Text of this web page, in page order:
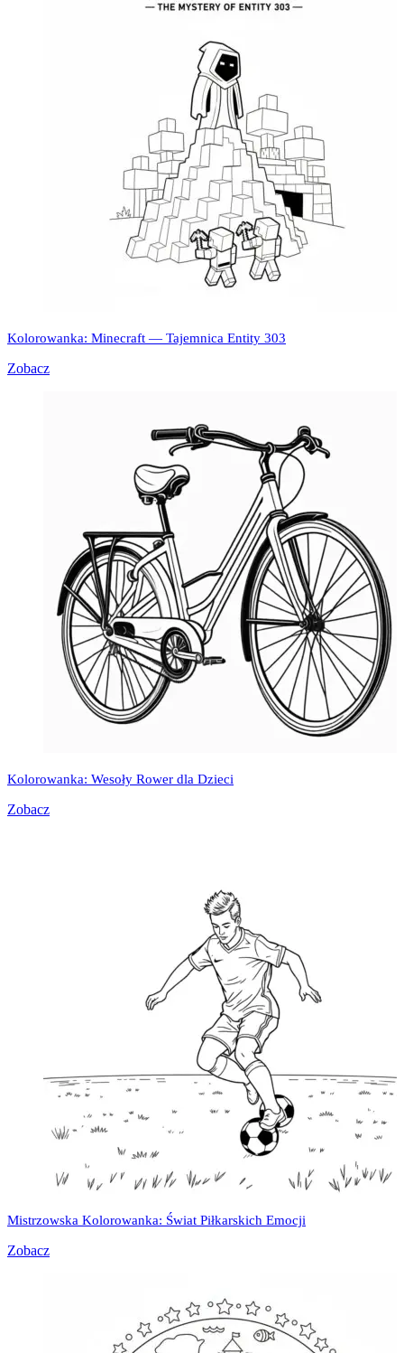
Kolorowanka: Minecraft — Tajemnica Entity 303
Zobacz
Kolorowanka: Wesoły Rower dla Dzieci
Zobacz
Mistrzowska Kolorowanka: Świat Piłkarskich Emocji
Zobacz